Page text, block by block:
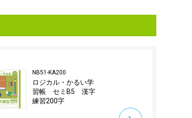
NB51-KA200
ロジカル・かるい学
習帳 セミB5 漢字
練習200字